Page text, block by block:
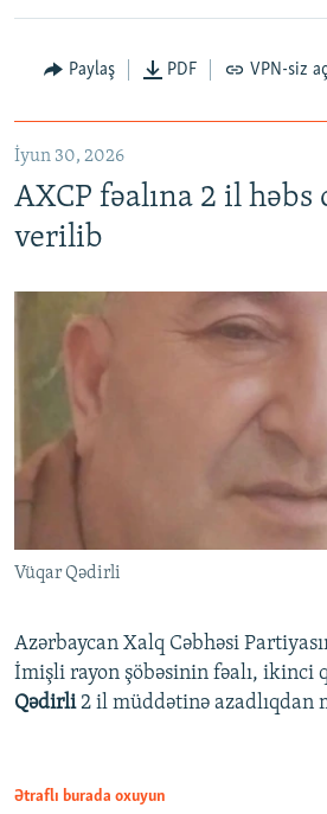
Paylaş PDF VPN-siz
İyun 30, 2026
AXCP fəalına 2 il həbs
verilib
Vüqar Qədirli
Azərbaycan Xalq Cəbhəsi
İmişli rayon şöbəsinin fəalı, ikinci
Qədirli2 il müddətinə azadlıqdan
Ətraflı burada oxuyun